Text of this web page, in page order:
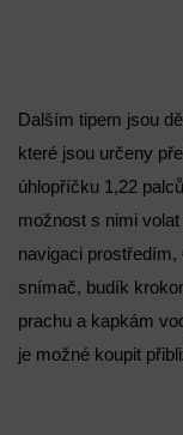
Dalším tipem jsou
které jsou určeny
úhlopříčku 1,22
možnost s nimi
navigaci
snímač, budík
prachu a kapkám
je možné koupit